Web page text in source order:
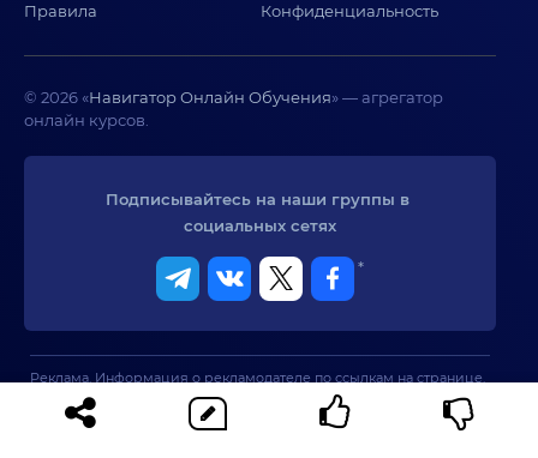
Правила
Конфиденциальность
© 2026 «Навигатор Онлайн Обучения» — агрегатор
онлайн курсов.
Подписывайтесь на наши группы в
социальных сетях
*
Реклама. Информация о рекламодателе по ссылкам на странице.
Сервис не оказывает образовательных услуг. При использовании
материалов сайта активная ссылка на сайт обязательна.
* Meta - признана экстремистской организацией и запрещена в